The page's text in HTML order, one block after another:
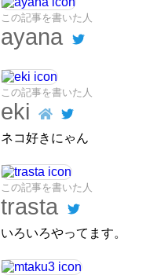
この記事を書いた人
ayana
この記事を書いた人
eki
ネコ好きにゃん
この記事を書いた人
trasta
いろいろやってます。